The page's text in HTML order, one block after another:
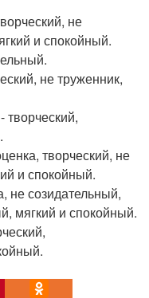
не
и спокойный.
не труженник,
творческий,
творческий, не
и спокойный.
не созидательный,
мягкий и спокойный.